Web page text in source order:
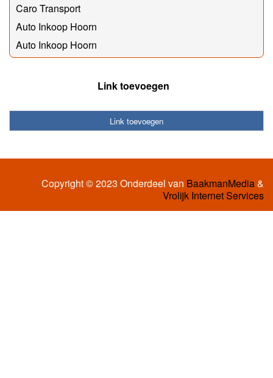
Caro Transport
Auto Inkoop Hoorn
Auto Inkoop Hoorn
Link toevoegen
Link toevoegen
Copyright © 2023 Onderdeel van BaakmanMedia&
Vrolijk Internet Services